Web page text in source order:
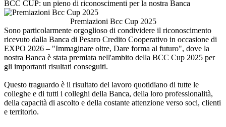
BCC CUP: un pieno di riconoscimenti per la nostra Banca
Premiazioni Bcc Cup 2025
Sono particolarmente orgoglioso di condividere il riconoscimento
ricevuto dalla Banca di Pesaro Credito Cooperativo in occasione di
EXPO 2026 – "Immaginare oltre, Dare forma al futuro", dove la
nostra Banca è stata premiata nell'ambito della BCC Cup 2025 per
gli importanti risultati conseguiti.
Questo traguardo è il risultato del lavoro quotidiano di tutte le
colleghe e di tutti i colleghi della Banca, della loro professionalità,
della capacità di ascolto e della costante attenzione verso soci, clienti
e territorio.